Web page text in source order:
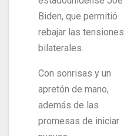
Biden, que permitió
rebajar las tensiones
bilaterales.
Con sonrisas y un
apretón de mano,
además de las
promesas de iniciar